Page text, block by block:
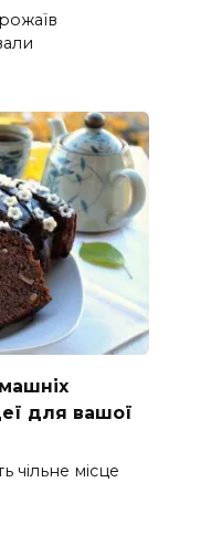
для вашої
чільне місце